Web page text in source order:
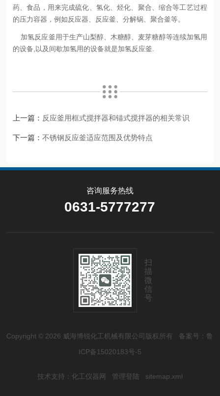
药、食品，用来完成硫化、氢化、烃化、聚合、缩合等工艺过程
的压力容器，例如反应器、反应釜、分解锅、聚合釜等。
加氢反应釜用于生产山梨醇、木糖醇、麦芽糖醇等连续加氢用
的设备,以及间歇加氢用的设备就是加氢反应釜.
上一篇： 反应釜用框式搅拌器和锚式搅拌器的相关常识
下一篇：不锈钢反应釜适应范围及优势特点
咨询服务热线
0631-5777277
扫
描
微
信
号
Copyright © 2026 威海博锐化工机械有限公司版权所有 备案号：鲁
ICP备15020183号-5
技术支持： 化工仪器网 管理登陆 sitemap.xml